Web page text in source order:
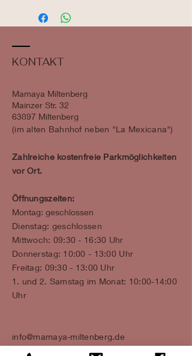
KONTAKT
Mamaya Miltenberg
Mainzer Str. 32
63897 Miltenberg
​​(im alten Bahnhof neben "La Mexicana")
Zahlreiche kostenfreie Parkmöglichkeiten
vor Ort.
Öffnungszeiten:
Montag: geschlossen
Dienstag: geschlossen
Mittwoch: 09:30 - 16:30 Uhr
Donnerstag: 10:00 - 13:00 Uhr
Freitag: 09:30 - 13:00 Uhr
1. und 2. Samstag im Monat: 10:00-14:00
Uhr
info@mamaya-miltenberg.de